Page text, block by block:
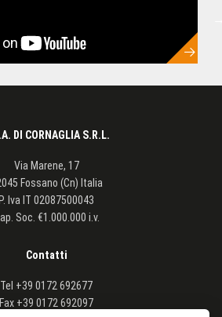
DI CORNAGLIA S.R.L.
Via Marene, 17
Fossano (Cn) Italia
P. Iva IT 02087500043
Soc. €1.000.000 i.v.
Contatti
Tel +39 0172 692677
Fax +39 0172 692097